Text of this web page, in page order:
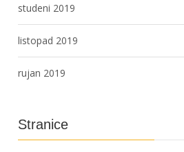
studeni 2019
listopad 2019
rujan 2019
Stranice